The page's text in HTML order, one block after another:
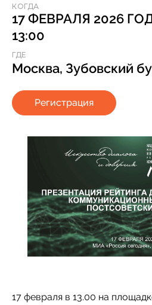
КОГДА
17 ФЕВРАЛЯ 2026
13:00
ГДЕ
Москва, Зубовский
Регистрация
17 февраля в 13.00 на